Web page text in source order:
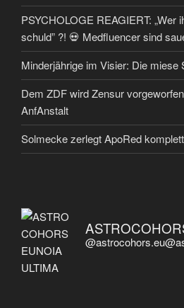
PSYCHOLOGE REAGIERT: „Wer
schuld” ?! 💀 Medfluencer sind
Minderjährige im Visier: Die miese
Dem ZDF wird Zensur
AnfAnstalt
Solmecke zerlegt ApoRed komplett